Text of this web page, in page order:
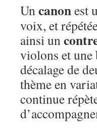
Uncanonest
voix, et
ainsi uncon
violons et une
décalage de
thème en
continue